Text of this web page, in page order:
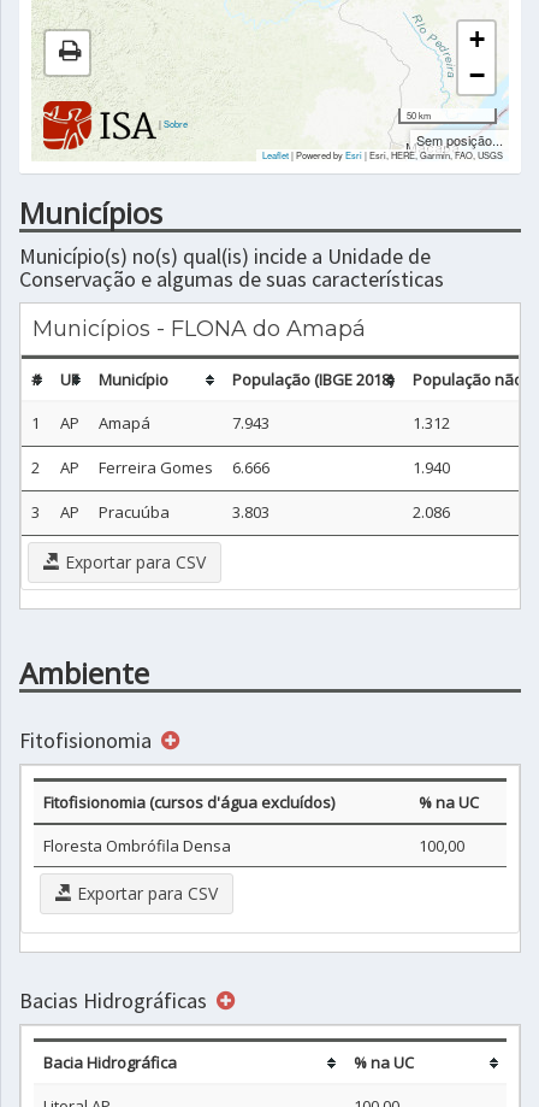
|Sobre
+
−
50 km
Sem posição...
Leaflet| Powered byEsri|Esri, HERE, Garmin, FAO, USGS
Municípios
Município(s) no(s) qual(is) incide a Unidade de
Conservação e algumas de suas características
Municípios - FLONA do Amapá
# UF Município População (IBGE 2018)
População não
1
AP Amapá 7.943 1.312
2 AP Ferreira Gomes 6.666 1.940
3 AP Pracuúba 3.803 2.086
Exportar para CSV
Ambiente
Fitofisionomia
Fitofisionomia (cursos d'água excluídos)
% na UC
Floresta Ombrófila Densa
100,00
Exportar para CSV
Bacias Hidrográficas
Bacia Hidrográfica
% na UC